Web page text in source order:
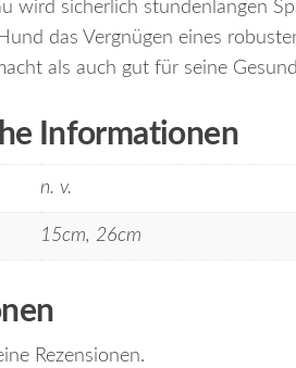
wird sicherlich stundenlangen
das Vergnügen eines
als auch gut für seine
Informationen
n. v.
15cm, 26cm
Rezensionen.